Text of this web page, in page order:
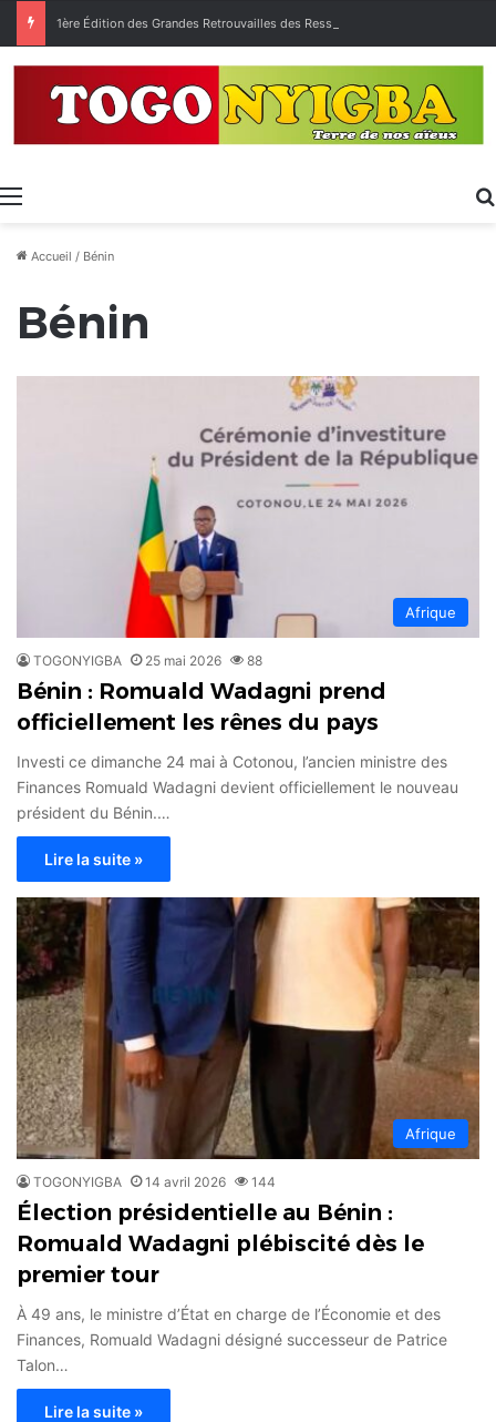
Menu
Accueil / Bénin
Bénin
Afrique
TOGONYIGBA 25 mai 2026 88
Bénin : Romuald Wadagni prend
officiellement les rênes du pays
Investi ce dimanche 24 mai à Cotonou, l’ancien ministre des
Finances Romuald Wadagni devient officiellement le nouveau
président du Bénin.…
Lire la suite »
Afrique
TOGONYIGBA 14 avril 2026 144
Élection présidentielle au Bénin :
Romuald Wadagni plébiscité dès le
premier tour
À 49 ans, le ministre d’État en charge de l’Économie et des
Finances, Romuald Wadagni désigné successeur de Patrice
Talon…
Lire la suite »